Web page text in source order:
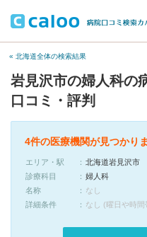
« 北海道全体の検索結果
岩見沢市の婦人科の
口コミ・評判
4件の医療機関が見つかり
エリア・駅
北海道岩見沢市
診療科目
婦人科
名称
なし
詳細条件
なし (曜日や時